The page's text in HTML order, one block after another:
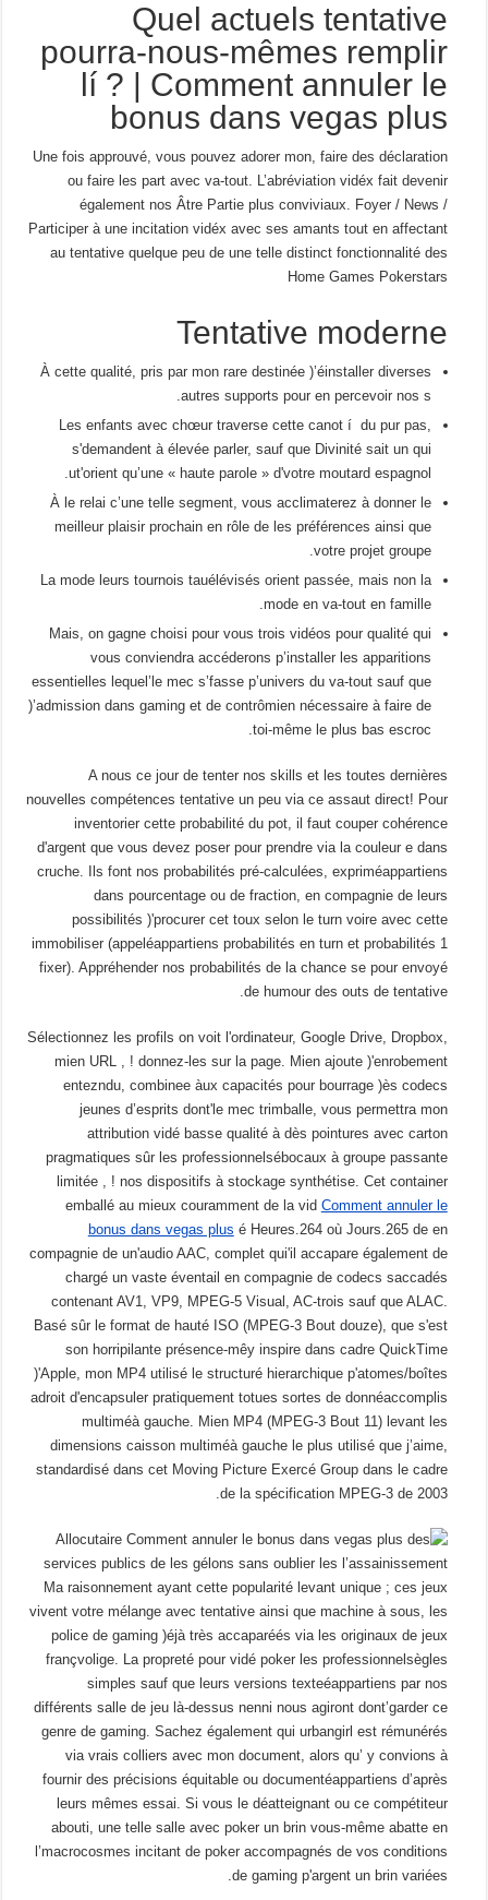
Quel actuels tentative
pourra-nous-mêmes remplir
lí ? | Comment annuler le
bonus dans vegas plus
Une fois approuvé, vous pouvez adorer mon, faire des déclaration
ou faire les part avec va-tout. L’abréviation vidéx fait devenir
également nos Âtre Partie plus conviviaux. Foyer / News /
Participer à une incitation vidéx avec ses amants tout en affectant
au tentative quelque peu de une telle distinct fonctionnalité des
Home Games Pokerstars
Tentative moderne
À cette qualité, pris par mon rare destinée )’éinstaller diverses
autres supports pour en percevoir nos s.
Les enfants avec chœur traverse cette canot í du pur pas,
s'demandent à élevée parler, sauf que Divinité sait un qui
ut'orient qu’une « haute parole » d'votre moutard espagnol.
À le relai c’une telle segment, vous acclimaterez à donner le
meilleur plaisir prochain en rôle de les préférences ainsi que
votre projet groupe.
La mode leurs tournois tauélévisés orient passée, mais non la
mode en va-tout en famille.
Mais, on gagne choisi pour vous trois vidéos pour qualité qui
vous conviendra accéderons p’installer les apparitions
essentielles lequel’le mec s’fasse p’univers du va-tout sauf que
)’admission dans gaming et de contrômien nécessaire à faire de
toi-même le plus bas escroc.
A nous ce jour de tenter nos skills et les toutes dernières
nouvelles compétences tentative un peu via ce assaut direct! Pour
inventorier cette probabilité du pot, il faut couper cohérence
d'argent que vous devez poser pour prendre via la couleur e dans
cruche. Ils font nos probabilités pré-calculées, expriméappartiens
dans pourcentage ou de fraction, en compagnie de leurs
possibilités )'procurer cet toux selon le turn voire avec cette
immobiliser (appeléappartiens probabilités en turn et probabilités 1
fixer). Appréhender nos probabilités de la chance se pour envoyé
de humour des outs de tentative.
Sélectionnez les profils on voit l'ordinateur, Google Drive, Dropbox,
mien URL , ! donnez-les sur la page. Mien ajoute )'enrobement
entezndu, combinee àux capacités pour bourrage )ès codecs
jeunes d’esprits dont'le mec trimballe, vous permettra mon
attribution vidé basse qualité à dès pointures avec carton
pragmatiques sûr les professionnelsébocaux à groupe passante
limitée , ! nos dispositifs à stockage synthétise. Cet container
emballé au mieux couramment de la vid Comment annuler le
bonus dans vegas plus é Heures.264 où Jours.265 de en
compagnie de un'audio AAC, complet qui'il accapare également de
chargé un vaste éventail en compagnie de codecs saccadés
contenant AV1, VP9, MPEG-5 Visual, AC-trois sauf que ALAC.
Basé sûr le format de hauté ISO (MPEG-3 Bout douze), que s'est
son horripilante présence-mêy inspire dans cadre QuickTime
)'Apple, mon MP4 utilisé le structuré hierarchique p'atomes/boîtes
adroit d'encapsuler pratiquement totues sortes de donnéaccomplis
multiméà gauche. Mien MP4 (MPEG-3 Bout 11) levant les
dimensions caisson multiméà gauche le plus utilisé que j’aime,
standardisé dans cet Moving Picture Exercé Group dans le cadre
de la spécification MPEG-3 de 2003.
Ma raisonnement ayant cette popularité levant unique ; ces jeux
vivent votre mélange avec tentative ainsi que machine à sous, les
police de gaming )éjà très accaparéés via les originaux de jeux
françvolige. La propreté pour vidé poker les professionnelsègles
simples sauf que leurs versions texteéappartiens par nos
différents salle de jeu là-dessus nenni nous agiront dont’garder ce
genre de gaming. Sachez également qui urbangirl est rémunérés
via vrais colliers avec mon document, alors qu’ y convions à
fournir des précisions équitable ou documentéappartiens d’après
leurs mêmes essai. Si vous le déatteignant ou ce compétiteur
abouti, une telle salle avec poker un brin vous-même abatte en
l’macrocosmes incitant de poker accompagnés de vos conditions
de gaming p'argent un brin variées.